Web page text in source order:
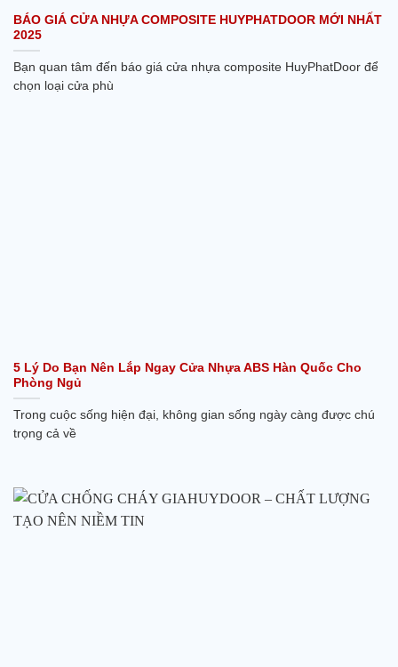
BÁO GIÁ CỬA NHỰA COMPOSITE HUYPHATDOOR MỚI NHẤT
2025
Bạn quan tâm đến báo giá cửa nhựa composite HuyPhatDoor để
chọn loại cửa phù
5 Lý Do Bạn Nên Lắp Ngay Cửa Nhựa ABS Hàn Quốc Cho
Phòng Ngủ
Trong cuộc sống hiện đại, không gian sống ngày càng được chú
trọng cả về